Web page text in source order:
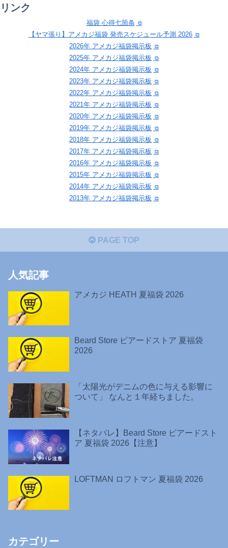
リンク
福袋 心得七箇条
【ヤマ張り】アメカジ福袋 発売スケジュール予測 2026
2026年 アメカジ福袋掲示板
2025年 アメカジ福袋掲示板
2024年 アメカジ福袋掲示板
2023年 アメカジ福袋掲示板
2022年 アメカジ福袋掲示板
2021年 アメカジ福袋掲示板
2020年 アメカジ福袋掲示板
2019年 アメカジ福袋掲示板
2018年 アメカジ福袋掲示板
2017年 アメカジ福袋掲示板
2016年 アメカジ福袋掲示板
2015年 アメカジ福袋掲示板
2014年 アメカジ福袋掲示板
2013年 アメカジ福袋掲示板
PAGE TOP
人気記事
アメカジ HEATH 夏福袋 2026
Beard Store ビアードストア 夏福袋
2026
「太陽光がデニムの色に与える影響に
ついて」 なんと１年経ちました。
【ネタバレ】Beard Store ビアードスト
ア 夏福袋 2026【注意】
LOFTMAN ロフトマン 夏福袋 2026
カテゴリー